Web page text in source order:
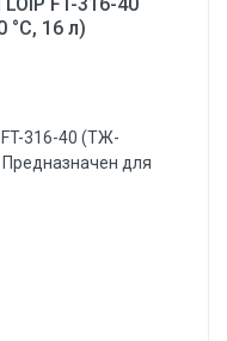
16 л)
316-40 (ТЖ-
для